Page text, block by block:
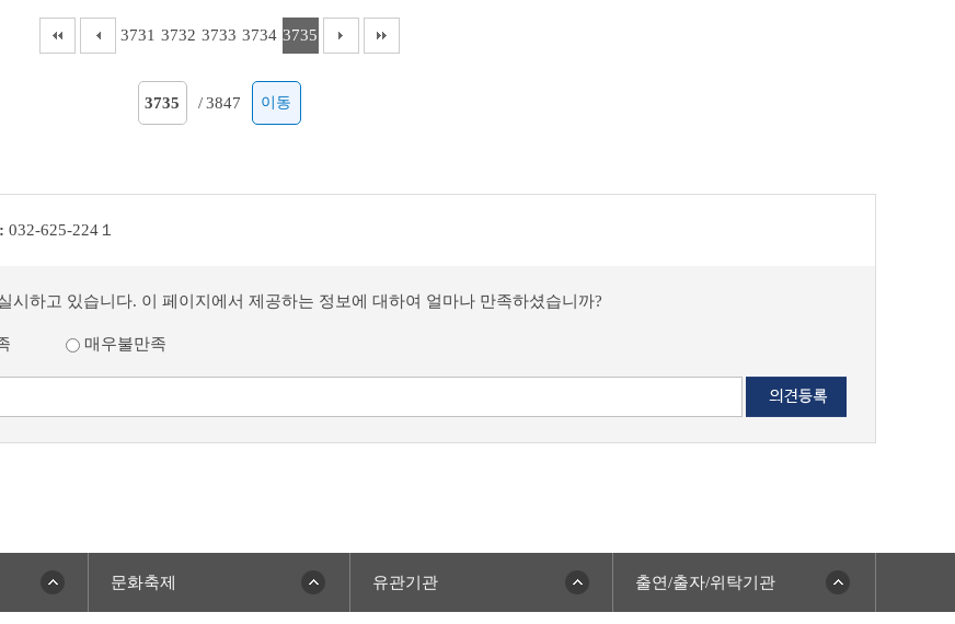
3731 3732 3733 3734 3735
/ 3847 이동
032-625-224１
시하고 있습니다. 이 페이지에서 제공하는 정보에 대하여 얼마나 만족하셨습니까?
매우불만족
문화축제 유관기관 출연/출자/위탁기관